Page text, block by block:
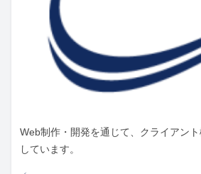
Web制作・開発を通じて、クライアン
しています。